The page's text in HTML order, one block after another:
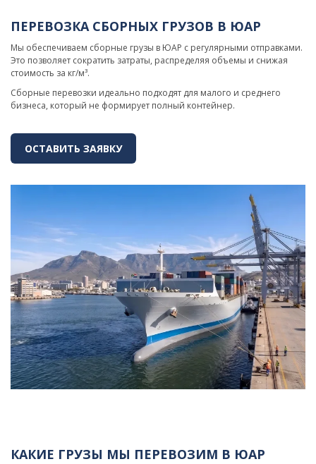
ПЕРЕВОЗКА СБОРНЫХ ГРУЗОВ В ЮАР
Мы обеспечиваем сборные грузы в ЮАР с регулярными отправками.
Это позволяет сократить затраты, распределяя объемы и снижая
стоимость за кг/м³.
Сборные перевозки идеально подходят для малого и среднего
бизнеса, который не формирует полный контейнер.
ОСТАВИТЬ ЗАЯВКУ
КАКИЕ ГРУЗЫ МЫ ПЕРЕВОЗИМ В ЮАР